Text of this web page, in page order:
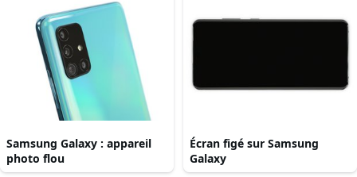
Samsung Galaxy : appareil
photo flou
Écran figé sur Samsung
Galaxy